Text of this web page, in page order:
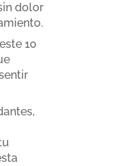
dolor
10